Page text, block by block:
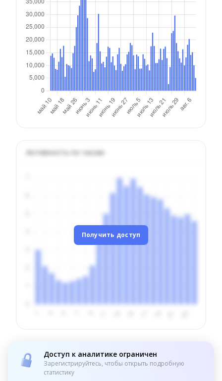
Активность по часам
Получить доступ
Доступ к аналитике ограничен
Зарегистрируйтесь, чтобы открыть подробную
статистику